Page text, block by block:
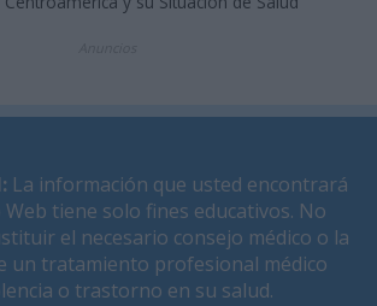
: La información que usted encontrará
tiene solo fines educativos. No
el necesario consejo médico o la
un tratamiento profesional médico
o trastorno en su salud.